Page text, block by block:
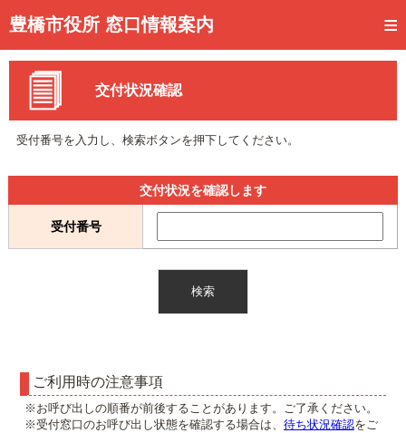
豊橋市役所 窓口情報案内
トップページ
事前予約
予約状況確認
待ち状況確認
交付状況確認
交付状況確認
受付番号を入力し、検索ボタンを押下してください。
交付状況を確認します
受付番号
ご利用時の注意事項
※お呼び出しの順番が前後することがあります。ご了承ください。
※受付窓口のお呼び出し状態を確認する場合は、 待ち状況確認をご